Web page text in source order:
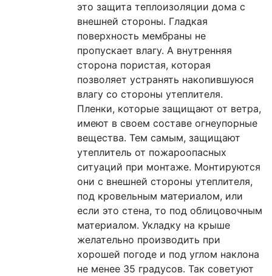
это защита теплоизоляции дома с
внешней стороны. Гладкая
поверхность мембраны не
пропускает влагу. А внутренняя
сторона пористая, которая
позволяет устранять накопившуюся
влагу со стороны утеплителя.
Пленки, которые защищают от ветра,
имеют в своем составе огнеупорные
вещества. Тем самым, защищают
утеплитель от пожароопасных
ситуаций при монтаже. Монтируются
они с внешней стороны утеплителя,
под кровельным материалом, или
если это стена, то под облицовочным
материалом. Укладку на крыше
желательно производить при
хорошей погоде и под углом наклона
не менее 35 градусов. Так советуют